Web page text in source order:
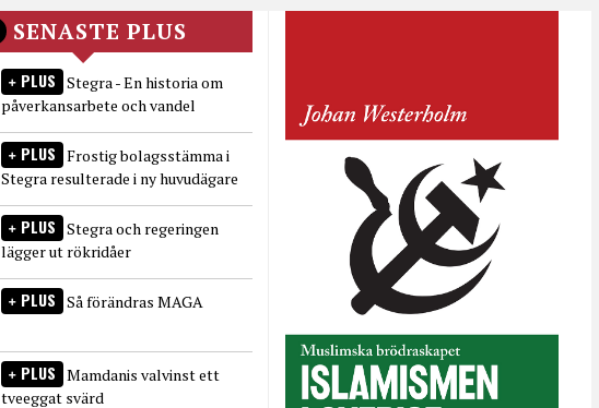
SENASTE PLUS
PLUS Stegra - En historia om
påverkansarbete och vandel
PLUS Frostig bolagsstämma i
Stegra resulterade i ny huvudägare
PLUS Stegra och regeringen
lägger ut rökridåer
PLUS Så förändras MAGA
PLUS Mamdanis valvinst ett
tveeggat svärd